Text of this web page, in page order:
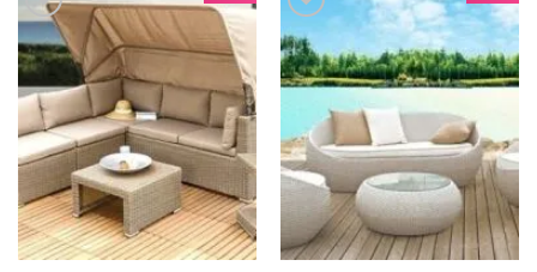
מספר
ניתן
לבחור
את
האפשרויות
בעמוד
המוצר
מספר
סוגים.
ניתן
לבחור
את
האפשרויות
בעמוד
המוצר
הוסף
לרשימת
המשאלות
הוסף
לרשימת
המשאלות